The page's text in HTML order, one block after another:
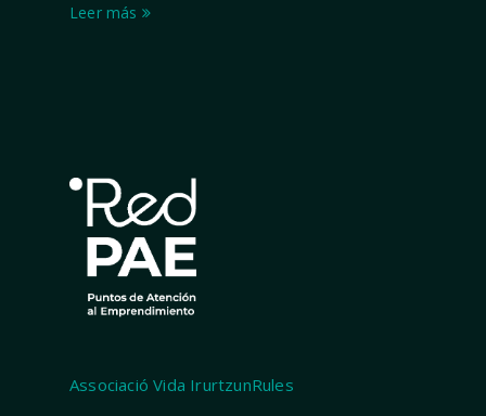
Leer más
Associació Vida IrurtzunRules